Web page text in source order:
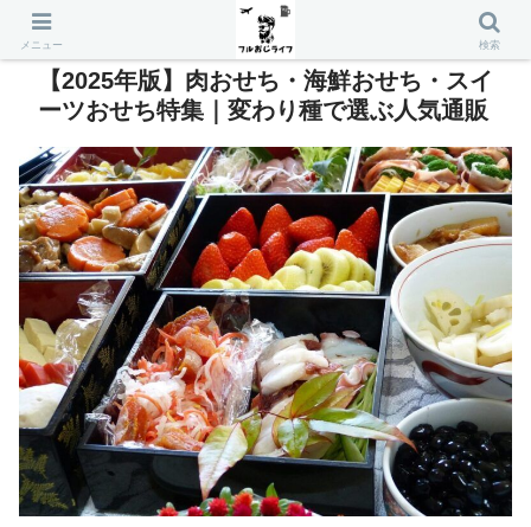
【2025年版】肉おせち・海鮮おせち・スイ
ーツおせち特集｜変わり種で選ぶ人気通販
メニュー 検索